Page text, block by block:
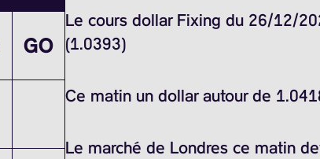
GO
Le cours dollar Fixing du 26/12/
(1.0393)
Ce matin un dollar autour de
Le marché de Londres ce matin